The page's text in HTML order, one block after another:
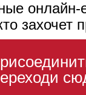
онлайн-
захочет